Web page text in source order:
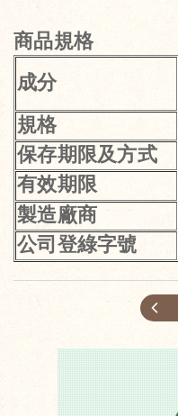
商品規格
成分
規格
保存期限及方式
有效期限
製造廠商
公司登綠字號